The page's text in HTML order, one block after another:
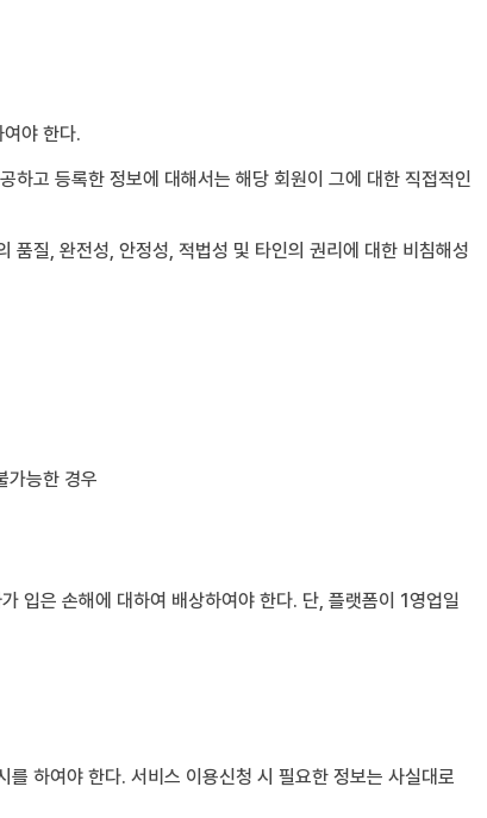
야 한다.
고 등록한 정보에 대해서는 해당 회원이 그에 대한 직접적인
질, 완전성, 안정성, 적법성 및 타인의 권리에 대한 비침해성
가능한 경우
입은 손해에 대하여 배상하여야 한다. 단, 플랫폼이 1영업일
하여야 한다. 서비스 이용신청 시 필요한 정보는 사실대로